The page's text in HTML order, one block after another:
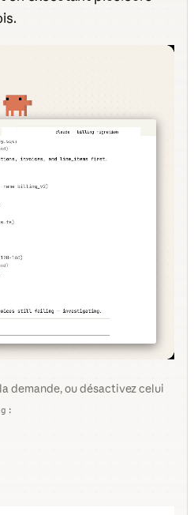
demande, ou désactivez celui
: